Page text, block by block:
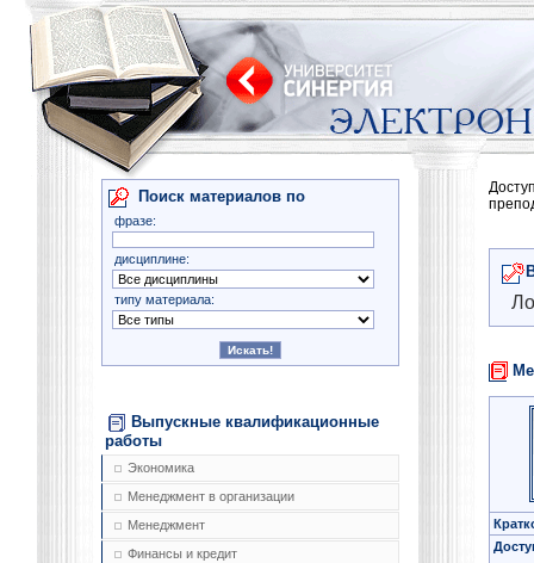
Поиск материалов по
фразе:
дисциплине:
типу материала:
Выпускные квалификационные
работы
Экономика
Менеджмент в организации
Менеджмент
Финансы и кредит